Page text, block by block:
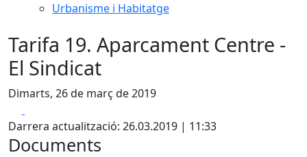
Urbanisme i Habitatge
Tarifa 19. Aparcament Centre -
El Sindicat
Dimarts, 26 de març de 2019
Darrera actualització: 26.03.2019 | 11:33
Documents